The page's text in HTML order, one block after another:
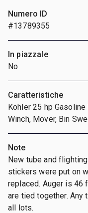
Numero ID
#13789355
In piazzale
No
Caratteristiche
Kohler 25 hp
Winch, Mover, Bin
Note
New tube and
stickers were put on
replaced. Auger is 46
are tied together.
all lots.